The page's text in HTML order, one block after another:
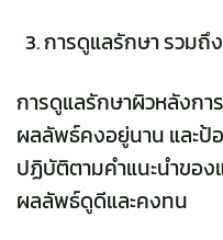
การดูแลรักษา รวม
การดูแลรักษาผิวหลังก
ผลลัพธ์คงอยู่นาน และป้
ปฏิบัติตามคำแนะนำของ
ผลลัพธ์ดูดีและคงทน